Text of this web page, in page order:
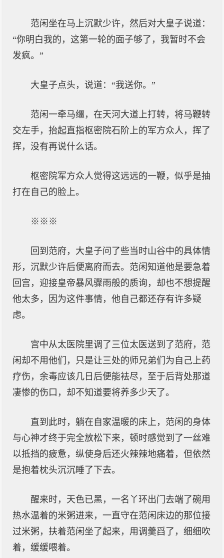
范闲坐在马上沉默少许，然后对大皇子说道：
“你明白我的，这第一轮的面子够了，我暂时不会
发疯。”
大皇子点头，说道：“我送你。”
范闲一牵马缰，在天河大道上打转，将马鞭转
交左手，抬起直指枢密院石阶上的军方众人，挥了
挥，没有再说什么话。
枢密院军方众人觉得这远远的一鞭，似乎是抽
打在自己的脸上。
※※※
回到范府，大皇子问了些当时山谷中的具体情
形，沉默少许后便离府而去。范闲知道他是要急着
回宫，迎接皇帝暴风骤雨般的质询，却也不想提醒
他太多，因为这件事情，他自己都还存有许多疑
虑。
宫中从太医院里调了三位太医送到了范府，范
闲却不用他们，只是让三处的师兄弟们为自己上药
疗伤，余毒应该几日后便能袪尽，至于后背处那道
凄惨的伤口，却不知道要将养多少天了。
直到此时，躺在自家温暖的床上，范闲的身体
与心神才终于完全放松下来，顿时感觉到了一丝难
以抵挡的疲惫，纵使身后还火辣辣地痛着，但依然
是抱着枕头沉沉睡了下去。
醒来时，天色已黑，一名丫环出门去端了碗用
热水温着的米粥进来，一直守在范闲床边的那位接
过米粥，扶着范闲坐了起来，用调羹舀了，细细吹
着，缓缓喂着。